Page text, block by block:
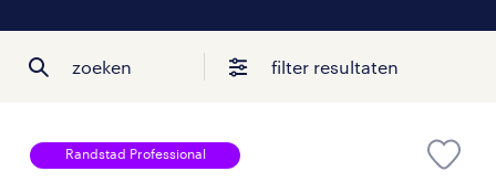
zoeken filter resultaten
Randstad Professional